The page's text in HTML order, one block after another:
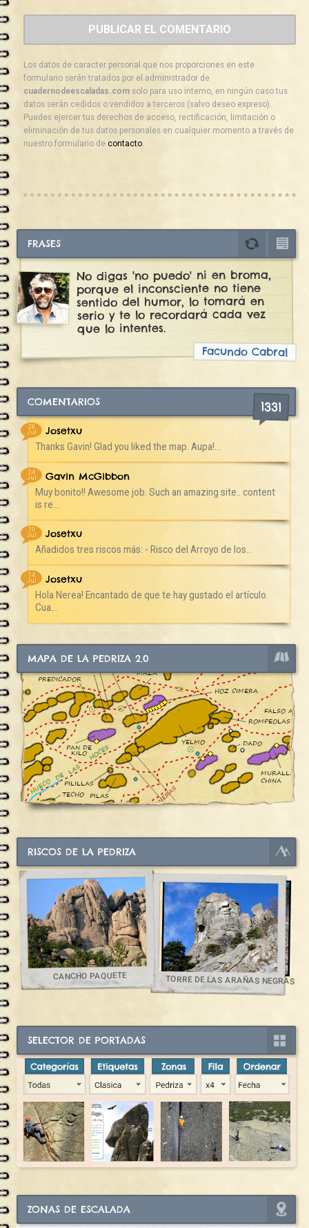
Los datos de caracter personal que nos proporciones en este
formulario serán tratados por el administrador de
cuadernodeescaladas.com solo para uso interno, en ningún caso tus
datos serán cedidos o vendidos a terceros (salvo deseo expreso).
Puedes ejercer tus derechos de acceso, rectificación, limitación o
eliminación de tus datos personales en cualquier momento a través de
nuestro formulario decontacto
FRASES
No digas 'no puedo' ni en broma,
porque el inconsciente no tiene
sentido del humor, lo tomará en
serio y te lo recordará cada vez
que lo intentes.
Facundo Cabral
COMENTARIOS 1331
28
Jul
Josetxu
Thanks Gavin! Glad you liked the map. Aupa!...
24
Jul
Gavin McGibbon
Muy bonito!! Awesome job. Such an amazing site.. content
is re...
19
Jul
Josetxu
Añadidos tres riscos más: - Risco del Arroyo de los...
14
Jul
Josetxu
Hola Nerea! Encantado de que te hay gustado el artículo.
Cua...
MAPA DE LA PEDRIZA 2.0
RISCOS DE LA PEDRIZA
CANCHO PAQUETE TORRE DE LAS ARAÑAS NEGRAS
SELECTOR DE PORTADAS
ZONAS DE ESCALADA